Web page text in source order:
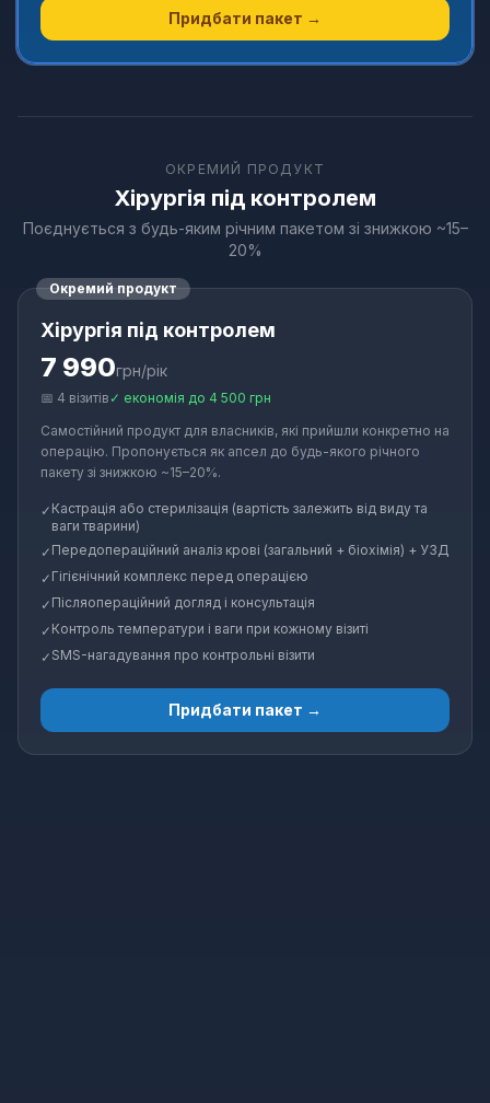
Придбати пакет →
ОКРЕМИЙ ПРОДУКТ
Хірургія під контролем
Поєднується з будь-яким річним пакетом зі знижкою ~15–
20%
Окремий продукт
Хірургія під контролем
7 990грн/рік
📅 4 візитів ✓ економія до 4 500 грн
Самостійний продукт для власників, які прийшли конкретно на
операцію. Пропонується як апсел до будь-якого річного
пакету зі знижкою ~15–20%.
✓ Кастрація або стерилізація (вартість залежить від виду та
ваги тварини)
✓ Передопераційний аналіз крові (загальний + біохімія) + УЗД
✓ Гігієнічний комплекс перед операцією
✓ Післяопераційний догляд і консультація
✓ Контроль температури і ваги при кожному візиті
✓ SMS-нагадування про контрольні візити
Придбати пакет →